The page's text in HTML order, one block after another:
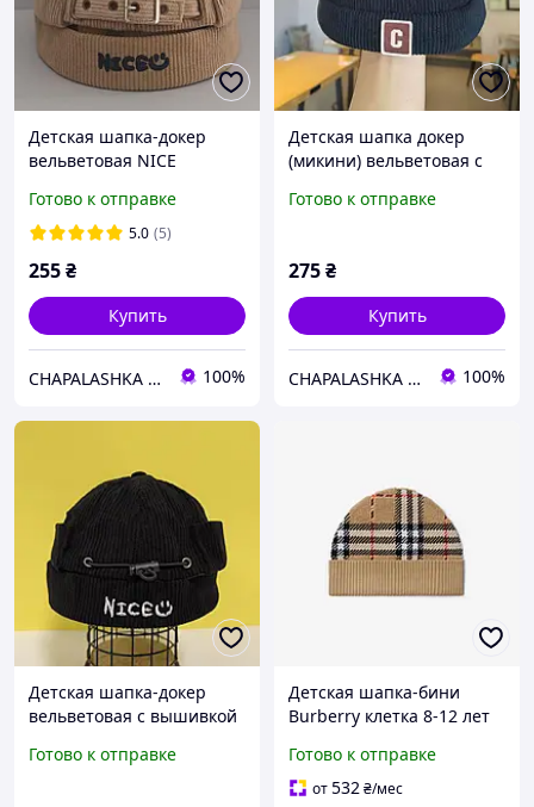
Детская шапка-докер
вельветовая NICE
регулировкой (48-52 см),
Кэмел
Готово к отправке
5.0 (5)
255₴
Купить
CHAPALASHKA / ЧАПАЛАШКА - магазин актуальных вещей 100%
Детская шапка докер
(микини) вельветовая с
52 см (1-5 лет), унисекс
Готово к отправке
275₴
Купить
CHAPALASHKA / ЧАПАЛАШКА - магазин актуальных вещей 100%
Детская шапка-докер
вельветовая с вышивкой
регулируемая шапка без
Готово к отправке
Детская шапка-бини
Burberry клетка 8-12 лет
трикотажная отделка из
шерсти
Готово к отправке
от532₴/мес